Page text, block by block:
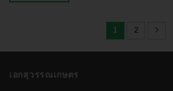
1 2
เอกสุวรรณเกษตร